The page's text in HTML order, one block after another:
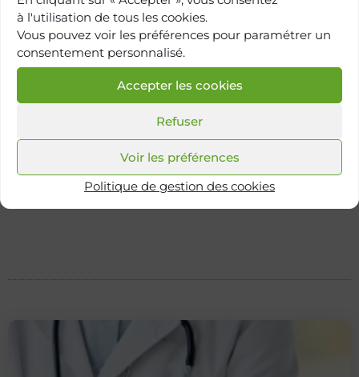
à l'utilisation de tous les cookies.
Vous pouvez voir les préférences pour paramétrer un
consentement personnalisé.
Accepter les cookies
Refuser
Voir les préférences
Politique de gestion des cookies
Centre tumeur du pancréas
Hôpital Paris Saint-Joseph
Centre du fibrome
Hôpital Paris Saint-Joseph
Centre de l’endométriose